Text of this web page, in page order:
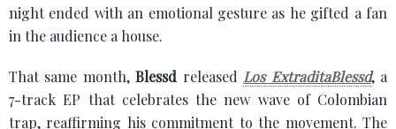
night ended with an emotional gesture as he gifted a fan
in the audience a house.
That same month,Blessd released Los ExtraditaBlessd, a
7-track EP that celebrates the new wave of Colombian
trap, reaffirming his commitment to the movement. The